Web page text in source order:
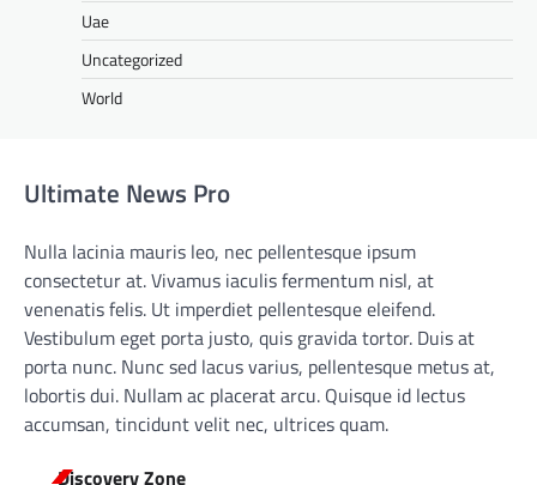
Uae
Uncategorized
World
Ultimate News Pro
Nulla lacinia mauris leo, nec pellentesque ipsum
consectetur at. Vivamus iaculis fermentum nisl, at
venenatis felis. Ut imperdiet pellentesque eleifend.
Vestibulum eget porta justo, quis gravida tortor. Duis at
porta nunc. Nunc sed lacus varius, pellentesque metus at,
lobortis dui. Nullam ac placerat arcu. Quisque id lectus
accumsan, tincidunt velit nec, ultrices quam.
Discovery Zone